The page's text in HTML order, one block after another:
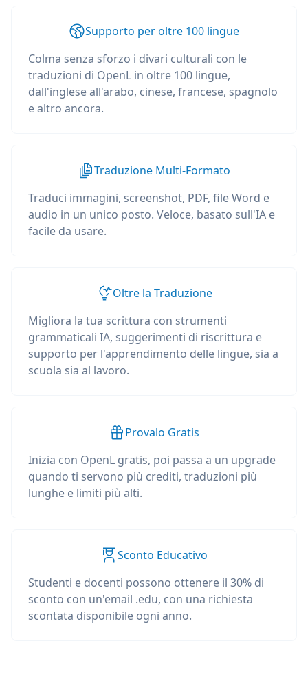
Supporto per oltre 100 lingue
Colma senza sforzo i divari culturali con le
traduzioni di OpenL in oltre 100 lingue,
dall'inglese all'arabo, cinese, francese, spagnolo
e altro ancora.
Traduzione Multi-Formato
Traduci immagini, screenshot, PDF, file Word e
audio in un unico posto. Veloce, basato sull'IA e
facile da usare.
Oltre la Traduzione
Migliora la tua scrittura con strumenti
grammaticali IA, suggerimenti di riscrittura e
supporto per l'apprendimento delle lingue, sia a
scuola sia al lavoro.
Provalo Gratis
Inizia con OpenL gratis, poi passa a un upgrade
quando ti servono più crediti, traduzioni più
lunghe e limiti più alti.
Sconto Educativo
Studenti e docenti possono ottenere il 30% di
sconto con un'email .edu, con una richiesta
scontata disponibile ogni anno.